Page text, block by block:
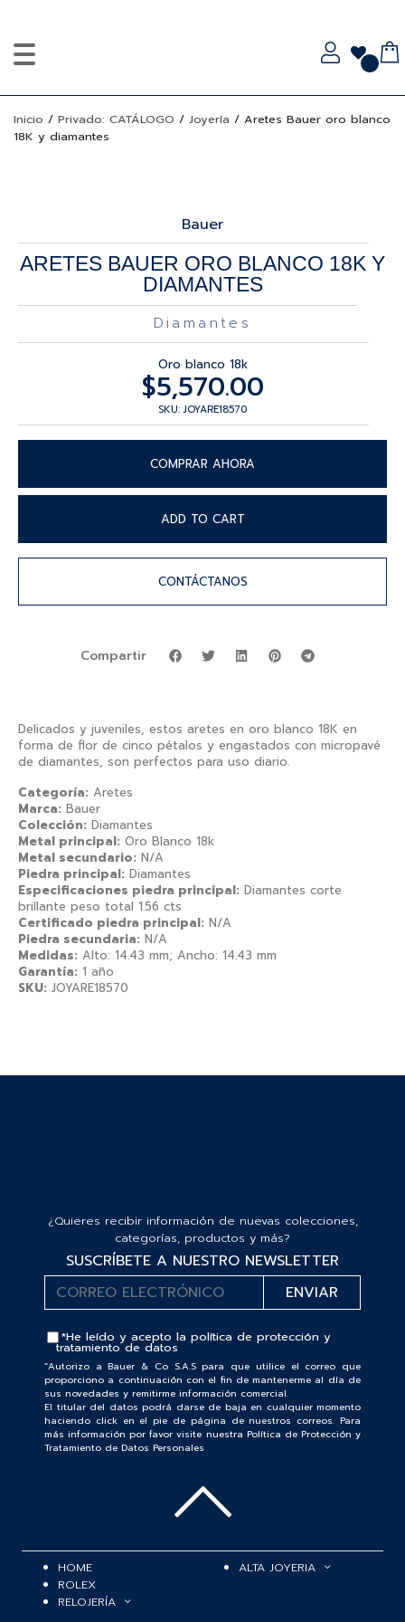
Inicio / Privado: CATÁLOGO / Joyería / Aretes Bauer oro blanco
18K y diamantes
Bauer
ARETES BAUER ORO BLANCO 18K Y
DIAMANTES
Diamantes
Oro blanco 18k
$5,570.00
SKU: JOYARE18570
COMPRAR AHORA
ADD TO CART
CONTÁCTANOS
Compartir
Delicados y juveniles, estos aretes en oro blanco 18K en
forma de flor de cinco pétalos y engastados con micropavé
de diamantes, son perfectos para uso diario.
Categoría: Aretes
Marca: Bauer
Colección: Diamantes
Metal principal: Oro Blanco 18k
Metal secundario: N/A
Piedra principal: Diamantes
Especificaciones piedra principal: Diamantes corte
brillante peso total 1.56 cts
Certificado piedra principal: N/A
Piedra secundaria: N/A
Medidas: Alto: 14.43 mm; Ancho: 14.43 mm
Garantía: 1 año
SKU: JOYARE18570
¿Quieres recibir información de nuevas colecciones,
categorías, productos y más?
SUSCRÍBETE A NUESTRO NEWSLETTER
*He leído y acepto la política de protección y
tratamiento de datos
“Autorizo a Bauer & Co S.A.S para que utilice el correo que
proporciono a continuación con el fin de mantenerme al día de
sus novedades y remitirme información comercial.
El titular del datos podrá darse de baja en cualquier momento
haciendo click en el pie de página de nuestros correos. Para
más información por favor visite nuestra Política de Protección y
Tratamiento de Datos Personales
HOME
ROLEX
RELOJERÍA
ALTA JOYERIA